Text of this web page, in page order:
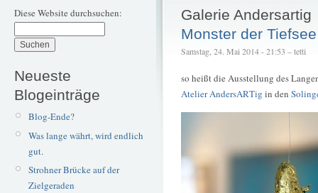
Diese Website durchsuchen:
Neueste
Blogeinträge
Blog-Ende?
Was lange währt, wird endlich
gut.
Strohner Brücke auf der
Zielgeraden
Galerie Andersartig
Monster der Tiefsee
Samstag, 24. Mai 2014 - 21:53 – tetti
so heißt die Ausstellung des
Atelier AndersARTig in den